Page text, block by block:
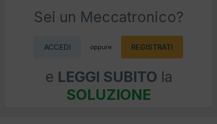
Sei un Meccatronico?
ACCEDI oppure REGISTRATI
e LEGGI SUBITO la
SOLUZIONE